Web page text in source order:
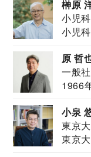
榊原
小児
小児
原 哲
一般
1966
小泉
東京
東京